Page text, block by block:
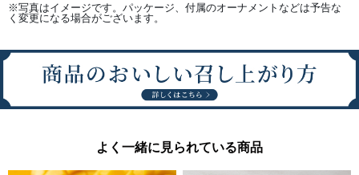
※写真はイメージです。パッケージ、付属のオーナメントなどは予告な
く変更になる場合がございます。
よく一緒に見られている商品